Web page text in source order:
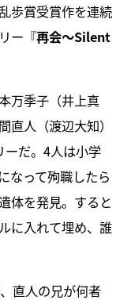
歩賞受賞作を連続
ー『再会～Silent
万季子（井上真
人（渡辺大知）
ーだ。4人は小学
なって殉職したら
体を発見。すると
に入れて埋め、誰
直人の兄が何者